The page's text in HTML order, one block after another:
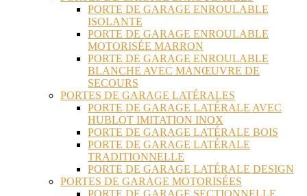
PORTE DE GARAGE ENROULABLE
ISOLANTE
PORTE DE GARAGE ENROULABLE
MOTORISÉE MARRON
PORTE DE GARAGE ENROULABLE
BLANCHE AVEC MANŒUVRE DE
SECOURS
PORTES DE GARAGE LATÉRALES
PORTE DE GARAGE LATÉRALE AVEC
HUBLOT IMITATION INOX
PORTE DE GARAGE LATÉRALE BOIS
PORTE DE GARAGE LATÉRALE
TRADITIONNELLE
PORTE DE GARAGE LATÉRALE DESIGN
PORTES DE GARAGE MOTORISÉES
PORTE DE GARAGE SECTIONNELLE